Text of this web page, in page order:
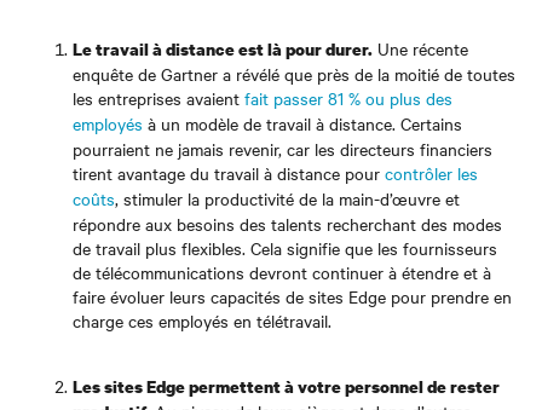
Le travail à distance est là pour durer. Une récente
enquête de Gartner a révélé que près de la moitié de toutes
les entreprises avaient fait passer 81 % ou plus des
employés à un modèle de travail à distance. Certains
pourraient ne jamais revenir, car les directeurs financiers
tirent avantage du travail à distance pour contrôler les
coûts, stimuler la productivité de la main-d’œuvre et
répondre aux besoins des talents recherchant des modes
de travail plus flexibles. Cela signifie que les fournisseurs
de télécommunications devront continuer à étendre et à
faire évoluer leurs capacités de sites Edge pour prendre en
charge ces employés en télétravail.
Les sites Edge permettent à votre personnel de rester